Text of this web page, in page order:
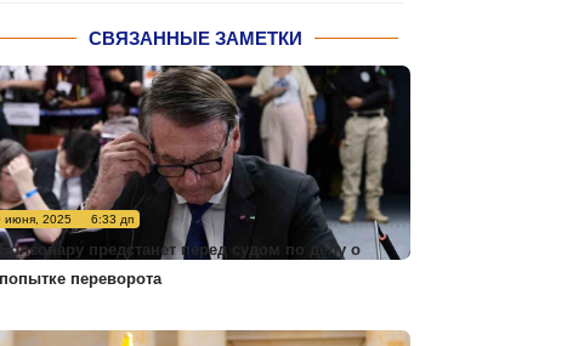
СВЯЗАННЫЕ ЗАМЕТКИ
июня, 2025 6:33 дп
Болсонару предстанет перед судом по делу о
попытке переворота